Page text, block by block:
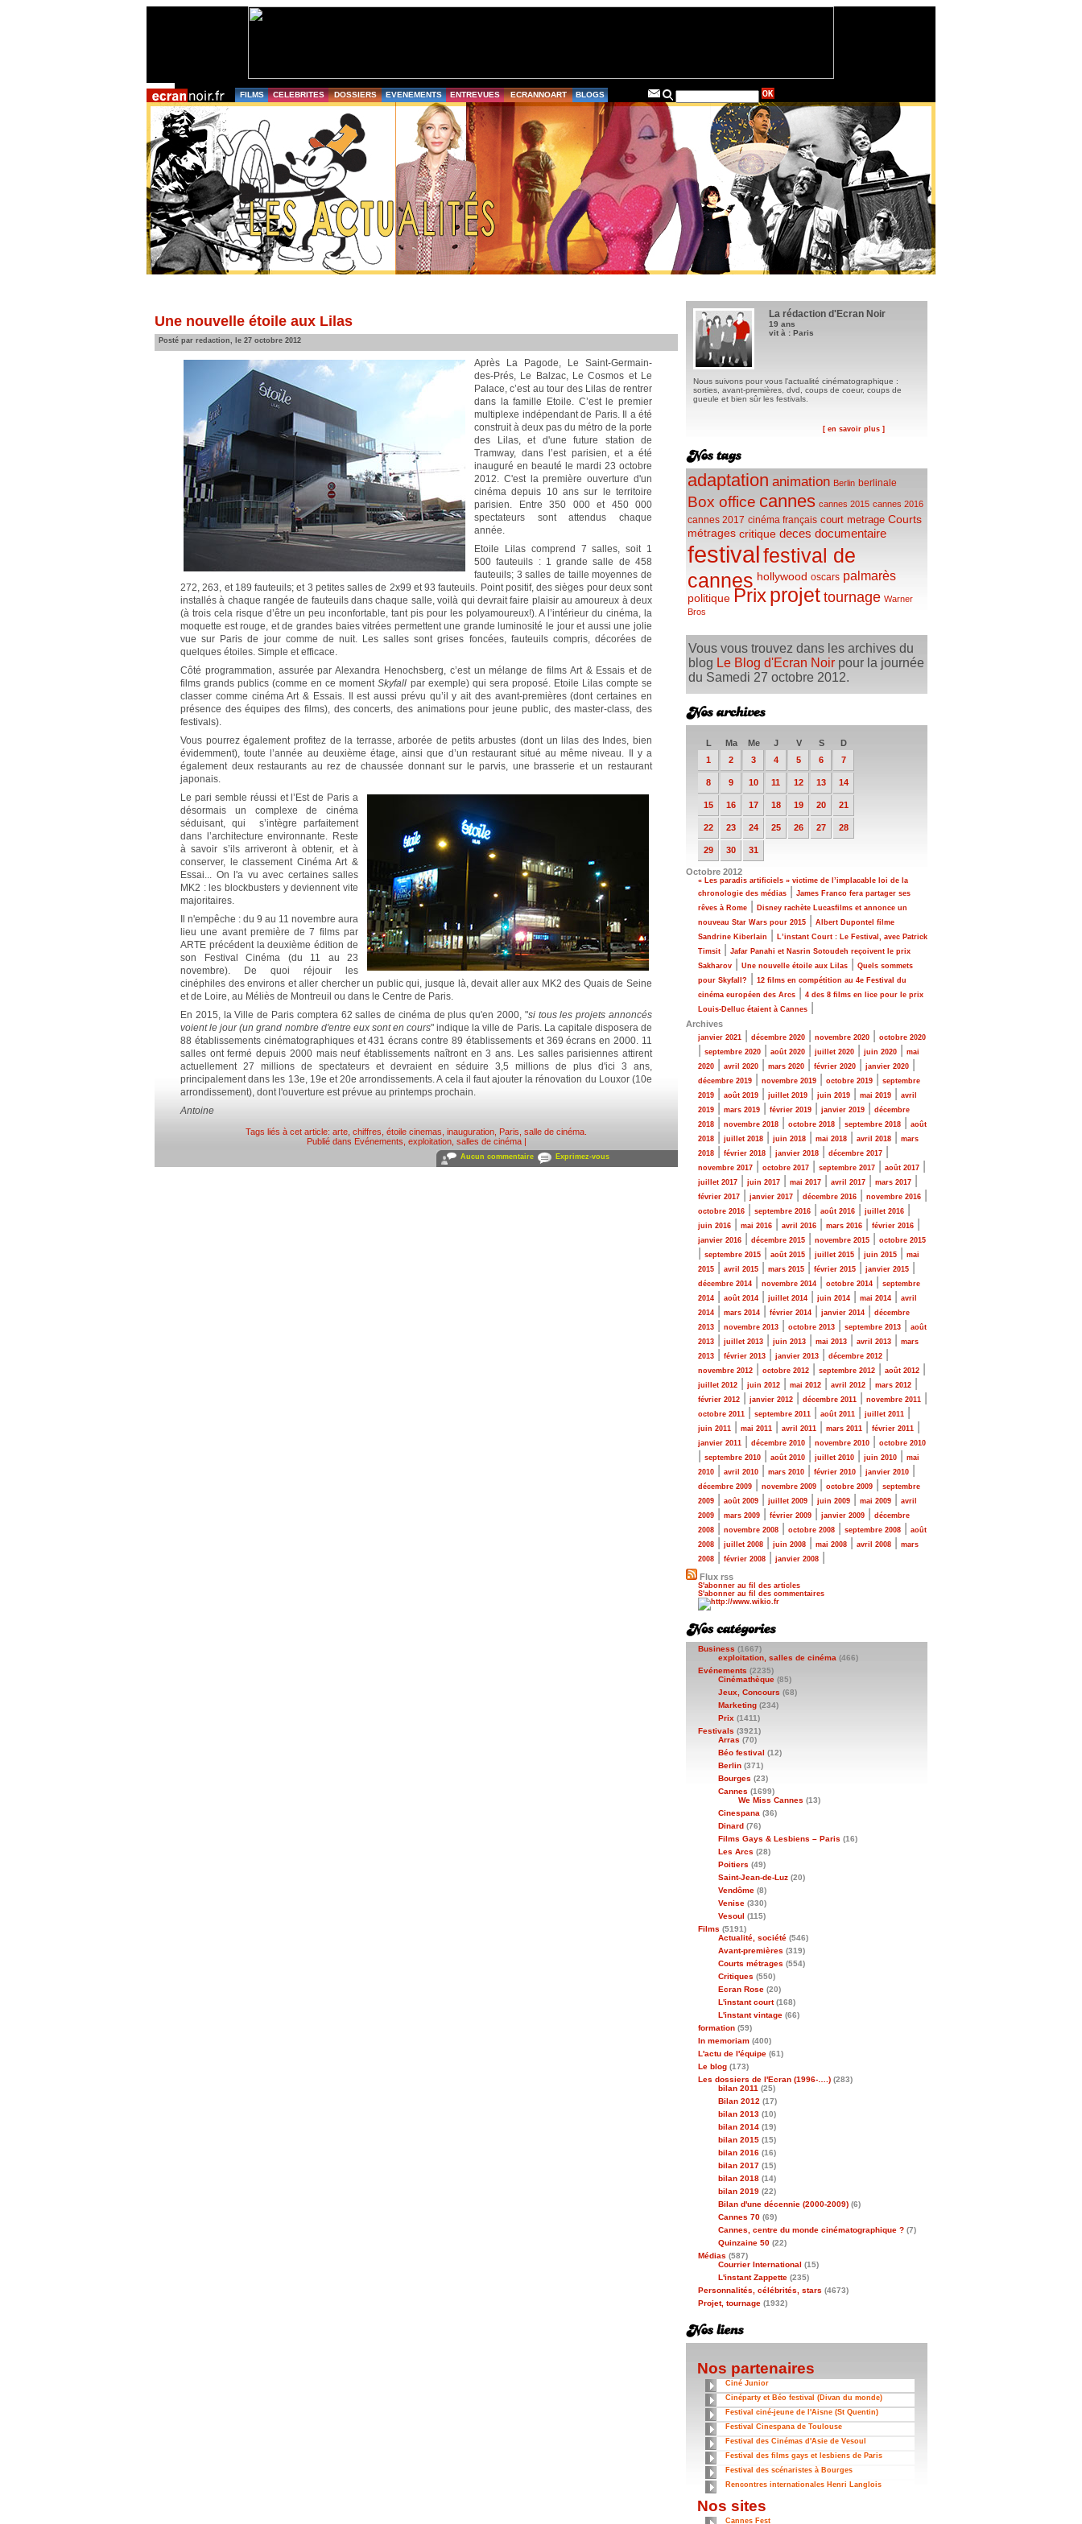
FILMS CELEBRITES DOSSIERS EVENEMENTS ENTREVUES ECRANNOART BLOGS
Une nouvelle étoile aux Lilas
Posté par redaction, le 27 octobre 2012
Après La Pagode, Le Saint-Germain-
des-Prés, Le Balzac, Le Cosmos et Le
Palace, c’est au tour des Lilas de rentrer
dans la famille Etoile. C’est le premier
multiplexe indépendant de Paris. Il a été
construit à deux pas du métro de la porte
des Lilas, et d'une future station de
Tramway, dans l’est parisien, et a été
inauguré en beauté le mardi 23 octobre
2012. C'est la première ouverture d'un
cinéma depuis 10 ans sur le territoire
parisien. Entre 350 000 et 450 000
spectateurs sont attendus chaque
année.
Etoile Lilas comprend 7 salles, soit 1
500 fauteuils : 1 grande salle de 458
fauteuils; 3 salles de taille moyennes de
272, 263, et 189 fauteuils; et 3 petites salles de 2x99 et 93 fauteuils. Point positif, des sièges pour deux sont
installés à chaque rangée de fauteuils dans chaque salle, voilà qui devrait faire plaisir au amoureux à deux
(à trois cela risque d’être un peu inconfortable, tant pis pour les polyamoureux!). A l’intérieur du cinéma, la
moquette est rouge, et de grandes baies vitrées permettent une grande luminosité le jour et aussi une jolie
vue sur Paris de jour comme de nuit. Les salles sont grises foncées, fauteuils compris, décorées de
quelques étoiles. Simple et efficace.
Côté programmation, assurée par Alexandra Henochsberg, c’est un mélange de films Art & Essais et de
films grands publics (comme en ce momentSkyfall par exemple) qui sera proposé. Etoile Lilas compte se
classer comme cinéma Art & Essais. Il est aussi prévu qu’il y ait des avant-premières (dont certaines en
présence des équipes des films), des concerts, des animations pour jeune public, des master-class, des
festivals).
Vous pourrez également profitez de la terrasse, arborée de petits arbustes (dont un lilas des Indes, bien
évidemment), toute l’année au deuxième étage, ainsi que d’un restaurant situé au même niveau. Il y a
également deux restaurants au rez de chaussée donnant sur le parvis, une brasserie et un restaurant
japonais.
Le pari semble réussi et l’Est de Paris a
désormais un complexe de cinéma
séduisant, qui s’intègre parfaitement
dans l’architecture environnante. Reste
à savoir s’ils arriveront à obtenir, et à
conserver, le classement Cinéma Art &
Essai... On l'a vu avec certaines salles
MK2 : les blockbusters y deviennent vite
majoritaires.
Il n'empêche : du 9 au 11 novembre aura
lieu une avant première de 7 films par
ARTE précédent la deuxième édition de
son Festival Cinéma (du 11 au 23
novembre). De quoi réjouir les
cinéphiles des environs et aller chercher un public qui, jusque là, devait aller aux MK2 des Quais de Seine
et de Loire, au Méliès de Montreuil ou dans le Centre de Paris.
En 2015, la Ville de Paris comptera 62 salles de cinéma de plus qu'en 2000, "si tous les projets annoncés
voient le jour (un grand nombre d'entre eux sont en cours" indique la ville de Paris. La capitale disposera de
88 établissements cinématographiques et 431 écrans contre 89 établissements et 369 écrans en 2000. 11
salles ont fermé depuis 2000 mais neuf établissements naîtront en 3 ans. Les salles parisiennes attirent
actuellement 27 millions de spectateurs et devraient en séduire 3,5 millions de plus d'ici 3 ans,
principalement dans les 13e, 19e et 20e arrondissements. A cela il faut ajouter la rénovation du Louxor (10e
arrondissement), dont l'ouverture est prévue au printemps prochain.
Antoine
Tags liés à cet article: arte chiffres étoile cinemas inauguration Paris salle de cinéma
Publié dans Evénements exploitation, salles de cinéma|
Aucun commentaire Exprimez-vous
La rédaction d'Ecran Noir
19 ans
vit à : Paris
Nous suivons pour vous l'actualité cinématographique :
sorties, avant-premières, dvd, coups de coeur, coups de
gueule et bien sûr les festivals.
[ en savoir plus ]
adaptation animation Berlin berlinale
Box office cannes cannes 2015 cannes 2016
cannes 2017 cinéma français court metrage Courts
métrages critique deces documentaire
festivalfestival de
cannes hollywood oscars palmarès
politique Prixprojet tournage Warner
Bros
Vous vous trouvez dans les archives du
blog Le Blog d'Ecran Noir pour la journée
du Samedi 27 octobre 2012.
L Ma Me J V S
D
1
2 3 4 5 6 7
8 9 10 11 12 13 14
15 16 17 18 19 20 21
22 23 24 25 26 27 28
29 30 31
Octobre 2012
« Les paradis artificiels » victime de l’implacable loi de la
chronologie des médias
James Franco fera partager ses
rêves à Rome
Disney rachète Lucasfilms et annonce un
nouveau Star Wars pour 2015
Albert Dupontel filme
Sandrine Kiberlain
L’instant Court : Le Festival, avec Patrick
Timsit
Jafar Panahi et Nasrin Sotoudeh reçoivent le prix
Sakharov
Une nouvelle étoile aux Lilas
Quels sommets
pour Skyfall?
12 films en compétition au 4e Festival du
cinéma européen des Arcs
4 des 8 films en lice pour le prix
Louis-Delluc étaient à Cannes
Archives
janvier 2021 décembre 2020 novembre 2020 octobre 2020
septembre 2020 août 2020 juillet 2020 juin 2020
mai
2020
avril 2020 mars 2020 février 2020 janvier 2020
décembre 2019 novembre 2019 octobre 2019
septembre
2019
août 2019 juillet 2019 juin 2019 mai 2019
avril
2019
mars 2019 février 2019 janvier 2019
décembre
2018
novembre 2018 octobre 2018 septembre 2018
août
2018
juillet 2018 juin 2018 mai 2018 avril 2018
mars
2018
février 2018 janvier 2018 décembre 2017
novembre 2017 octobre 2017 septembre 2017 août 2017
juillet 2017 juin 2017 mai 2017 avril 2017 mars 2017
février 2017 janvier 2017 décembre 2016 novembre 2016
octobre 2016 septembre 2016 août 2016 juillet 2016
juin 2016 mai 2016 avril 2016 mars 2016 février 2016
janvier 2016 décembre 2015 novembre 2015 octobre 2015
septembre 2015 août 2015 juillet 2015 juin 2015
mai
2015
avril 2015 mars 2015 février 2015 janvier 2015
décembre 2014 novembre 2014 octobre 2014
septembre
2014
août 2014 juillet 2014 juin 2014 mai 2014
avril
2014
mars 2014 février 2014 janvier 2014
décembre
2013
novembre 2013 octobre 2013 septembre 2013
août
2013
juillet 2013 juin 2013 mai 2013 avril 2013
mars
2013
février 2013 janvier 2013 décembre 2012
novembre 2012 octobre 2012 septembre 2012 août 2012
juillet 2012 juin 2012 mai 2012 avril 2012 mars 2012
février 2012 janvier 2012 décembre 2011 novembre 2011
octobre 2011 septembre 2011 août 2011 juillet 2011
juin 2011 mai 2011 avril 2011 mars 2011 février 2011
janvier 2011 décembre 2010 novembre 2010 octobre 2010
septembre 2010 août 2010 juillet 2010 juin 2010
mai
2010
avril 2010 mars 2010 février 2010 janvier 2010
décembre 2009 novembre 2009 octobre 2009
septembre
2009
août 2009 juillet 2009 juin 2009 mai 2009
avril
2009
mars 2009 février 2009 janvier 2009
décembre
2008
novembre 2008 octobre 2008 septembre 2008
août
2008
juillet 2008 juin 2008 mai 2008 avril 2008
mars
2008
février 2008 janvier 2008
Flux rss
S'abonner au fil des articles
S'abonner au fil des commentaires
Business (1667)
exploitation, salles de cinéma (466)
Evénements (2235)
Cinémathèque (85)
Jeux, Concours (68)
Marketing (234)
Prix (1411)
Festivals (3921)
Arras (70)
Béo festival (12)
Berlin (371)
Bourges (23)
Cannes (1699)
We Miss Cannes (13)
Cinespana (36)
Dinard (76)
Films Gays & Lesbiens – Paris (16)
Les Arcs (28)
Poitiers (49)
Saint-Jean-de-Luz (20)
Vendôme (8)
Venise (330)
Vesoul (115)
Films (5191)
Actualité, société (546)
Avant-premières (319)
Courts métrages (554)
Critiques (550)
Ecran Rose (20)
L'instant court(168)
L'instant vintage (66)
formation (59)
In memoriam (400)
L'actu de l'équipe (61)
Le blog (173)
Les dossiers de l'Ecran (1996-….) (283)
bilan 2011 (25)
Bilan 2012 (17)
bilan 2013 (10)
bilan 2014 (19)
bilan 2015 (15)
bilan 2016 (16)
bilan 2017 (15)
bilan 2018 (14)
bilan 2019 (22)
Bilan d'une décennie (2000-2009) (6)
Cannes 70 (69)
Cannes, centre du monde cinématographique ? (7)
Quinzaine 50 (22)
Médias (587)
Courrier International (15)
L'instant Zappette (235)
Personnalités, célébrités, stars (4673)
Projet, tournage (1932)
Nos partenaires
Ciné Junior
Cinéparty et Béo festival (Divan du monde)
Festival ciné-jeune de l'Aisne (St Quentin)
Festival Cinespana de Toulouse
Festival des Cinémas d'Asie de Vesoul
Festival des films gays et lesbiens de Paris
Festival des scénaristes à Bourges
Rencontres internationales Henri Langlois
Nos sites
Cannes Fest